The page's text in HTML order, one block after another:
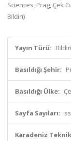
Sciences, Prag, Çek
Bildiri)
Yayın Türü:
Basıldığı Şehir:
Basıldığı Ülke:
Sayfa Sayıları:
Karadeniz